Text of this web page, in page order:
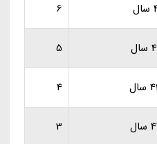
6
5
4
3